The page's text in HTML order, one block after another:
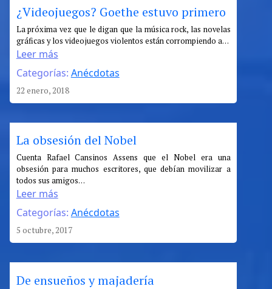
¿Videojuegos? Goethe estuvo primero
La próxima vez que le digan que la música rock, las novelas
gráficas y los videojuegos violentos están corrompiendo a…
Leer más
:
¿Videojuegos?
Goethe
estuvo
primero
Categorías: Anécdotas
22 enero, 2018
La obsesión del Nobel
Cuenta Rafael Cansinos Assens que el Nobel era una
obsesión para muchos escritores, que debían movilizar a
todos sus amigos…
Leer más
:
La
obsesión
del
Nobel
Categorías: Anécdotas
5 octubre, 2017
De ensueños y majadería